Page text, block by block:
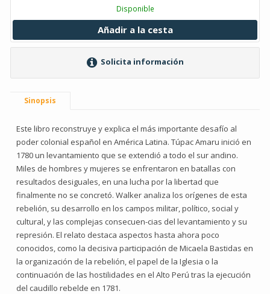
Disponible
Añadir a la cesta
Solicita información
Sinopsis
Este libro reconstruye y explica el más importante desafío al
poder colonial español en América Latina. Túpac Amaru inició en
1780 un levantamiento que se extendió a todo el sur andino.
Miles de hombres y mujeres se enfrentaron en batallas con
resultados desiguales, en una lucha por la libertad que
finalmente no se concretó. Walker analiza los orígenes de esta
rebelión, su desarrollo en los campos militar, político, social y
cultural, y las complejas consecuen-cias del levantamiento y su
represión. El relato destaca aspectos hasta ahora poco
conocidos, como la decisiva participación de Micaela Bastidas en
la organización de la rebelión, el papel de la Iglesia o la
continuación de las hostilidades en el Alto Perú tras la ejecución
del caudillo rebelde en 1781.